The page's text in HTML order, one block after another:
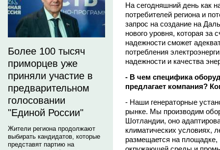
Более 100 тысяч
приморцев уже
приняли участие в
предварительном
голосовании
"Единой России"
Жители региона продолжают
выбирать кандидатов, которые
представят партию на
На сегодняшний день как
потребителей региона и
запрос на создание на
нового уровня, которая за
надежности сможет
потребления
надежности и качества
- В чем специфика
предлагает компания?
- Наши генераторные
рынке. Мы производим
Шотландии, оно
климатических условиях,
размещается на площадке,